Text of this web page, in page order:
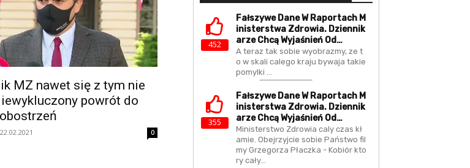
MZ nawet się z tym nie
powrót do
22.02.2021 0
452
Fałszywe Dane W Raportach M
Inisterstwa Zdrowia. Dziennik
Arze Chcą Wyjaśnień Od…
A teraz tak sobie wyobrazmy, ze t
o w skali calego kraju bywaja takie
pomylki ...
355
Fałszywe Dane W Raportach M
Inisterstwa Zdrowia. Dziennik
Arze Chcą Wyjaśnień Od…
Ministerstwo Zdrowia caly czas kł
amie. Obejrzyjcie sobie Państwo fil
my Grzegorza Płaczka - Kobiór kto
ry cały…